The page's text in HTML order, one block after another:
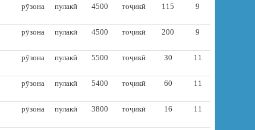
рӯзона пулакӣ 4500 тоҷикӣ 115 9
рӯзона пулакӣ 4500 тоҷикӣ 200 9
рӯзона пулакӣ 5500 тоҷикӣ 30 11
рӯзона пулакӣ 5400 тоҷикӣ 60 11
рӯзона пулакӣ 3800 тоҷикӣ 16 11